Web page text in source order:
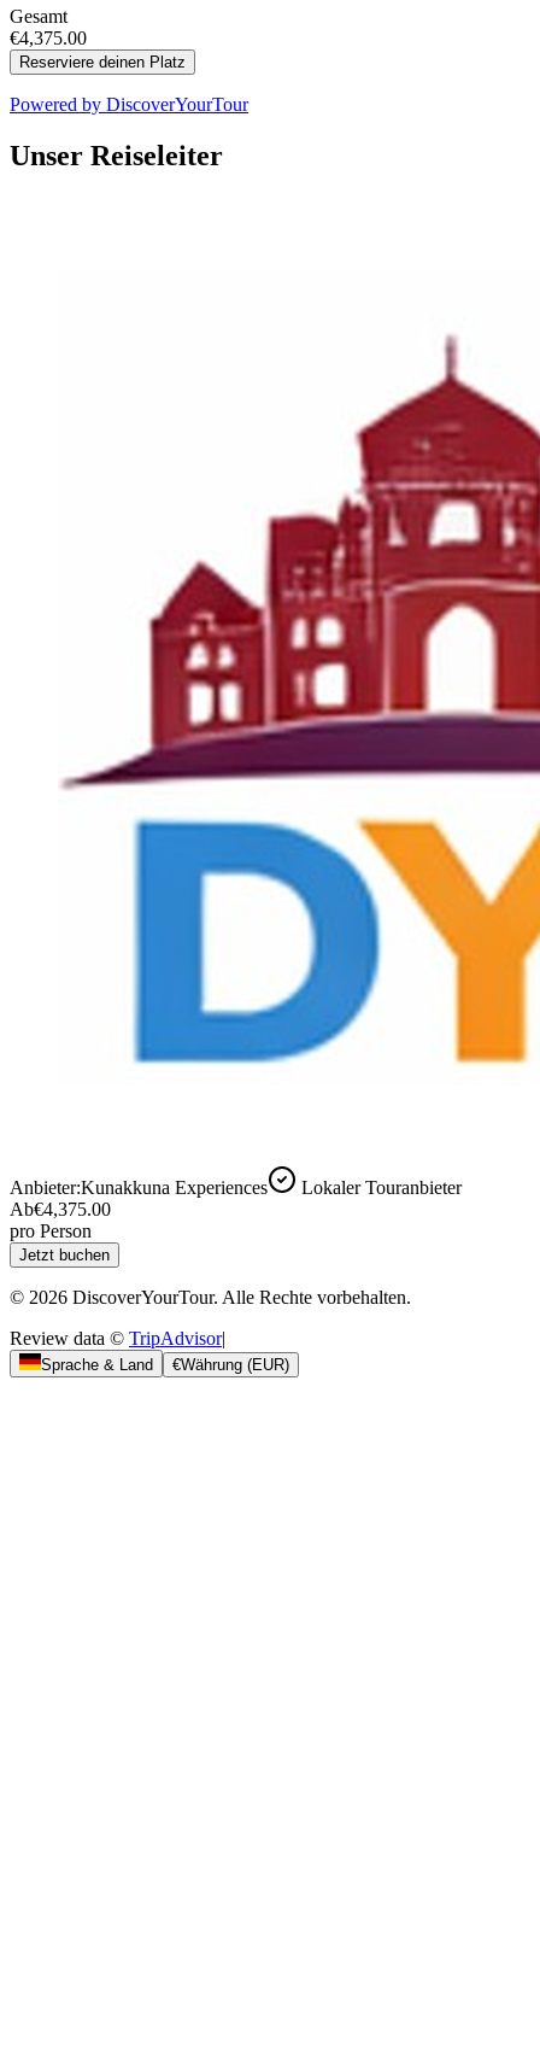
Gesamt
€4,375.00
Reserviere deinen Platz
Powered by DiscoverYourTour
Unser Reiseleiter
Anbieter:Kunakkuna Experiences
Lokaler Touranbieter
Ab€4,375.00
pro Person
Jetzt buchen
© 2026 DiscoverYourTour. Alle Rechte vorbehalten.
Review data © TripAdvisor|
Sprache & Land €Währung (EUR)